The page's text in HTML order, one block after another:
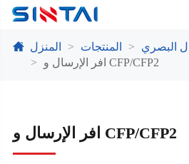
المنزل المنتجات
البصري
افر الإرسال و CFP/CFP2
افر الإرسال و CFP/CFP2